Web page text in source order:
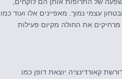
עצמי נמוך. מאפיינים אלו ועוד כמו
את החולה מקיום פעילות
קאורדינציה יוצאת דופן כמו